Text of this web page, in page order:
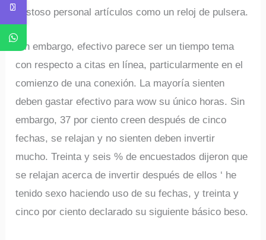
costoso personal artículos como un reloj de pulsera.
Sin embargo, efectivo parece ser un tiempo tema
con respecto a citas en línea, particularmente en el
comienzo de una conexión. La mayoría sienten
deben gastar efectivo para wow su único horas. Sin
embargo, 37 por ciento creen después de cinco
fechas, se relajan y no sienten deben invertir
mucho. Treinta y seis % de encuestados dijeron que
se relajan acerca de invertir después de ellos ‘ he
tenido sexo haciendo uso de su fechas, y treinta y
cinco por ciento declarado su siguiente básico beso.